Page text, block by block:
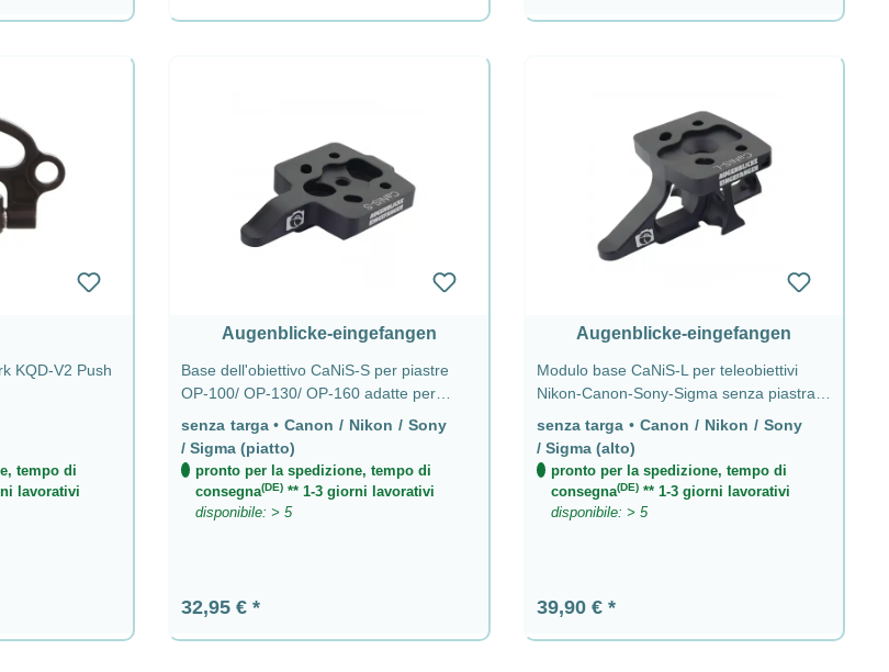
KQD-V2 Push
tempo di
lavorativi
Augenblicke-eingefangen
Base dell'obiettivo CaNiS-S per piastre
OP-100/ OP-130/ OP-160 adatte per
obiettivi tele Nikon, Canon, Sony & Sigma
senza piastra - CaNiS-S (piatto)
senza targa • Canon / Nikon / Sony
/ Sigma (piatto)
pronto per la spedizione, tempo di
consegna(DE) ** 1-3 giorni lavorativi
disponibile: > 5
Prezzo normale:
32,95 €
Augenblicke-eingefangen
Modulo base CaNiS-L per teleobiettivi
Nikon-Canon-Sony-Sigma senza piastra -
senza targa • Canon / Nikon / Sony
/ Sigma (alto)
pronto per la spedizione, tempo di
consegna(DE)** 1-3 giorni lavorativi
disponibile: > 5
Prezzo normale:
39,90 €